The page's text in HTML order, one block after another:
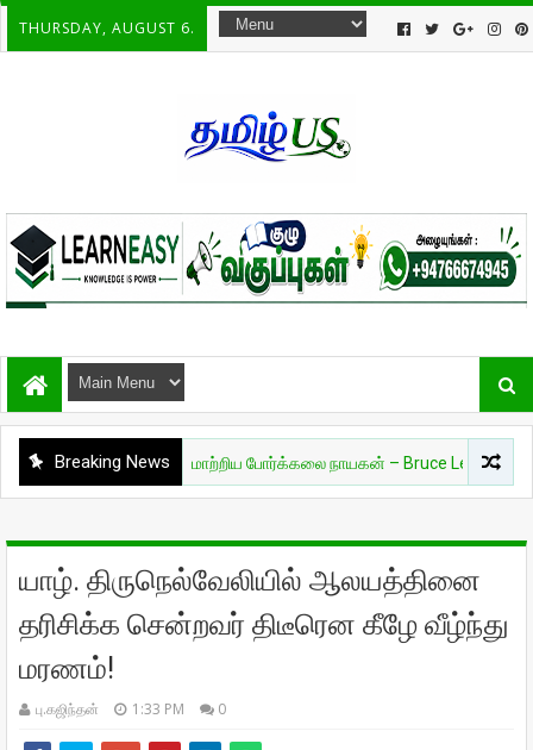
THURSDAY, AUGUST 6.
Breaking News
🔥 உலகை மாற்றிய போர்க்கலை நாயகன் – Bruce Lee 🔥
யாழ். திருநெல்வேலியில் ஆலயத்தினை
தரிசிக்க சென்றவர் திடீரென கீழே வீழ்ந்து
மரணம்!
பு.கஜிந்தன் 1:33 PM 0